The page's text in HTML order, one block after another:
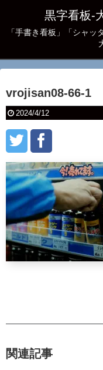
黒字看板‐
「手書き看板」「シャ
vrojisan08-66-1
2024/4/12
関連記事